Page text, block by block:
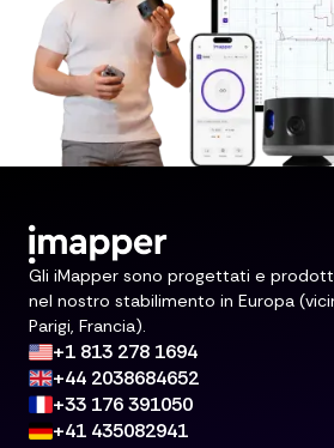
Gli iMapper sono progettati e
nel nostro stabilimento in Europa
Parigi, Francia).
+1 813 278 1694
+44 2038684652
+33 176 391050
+41 435082941